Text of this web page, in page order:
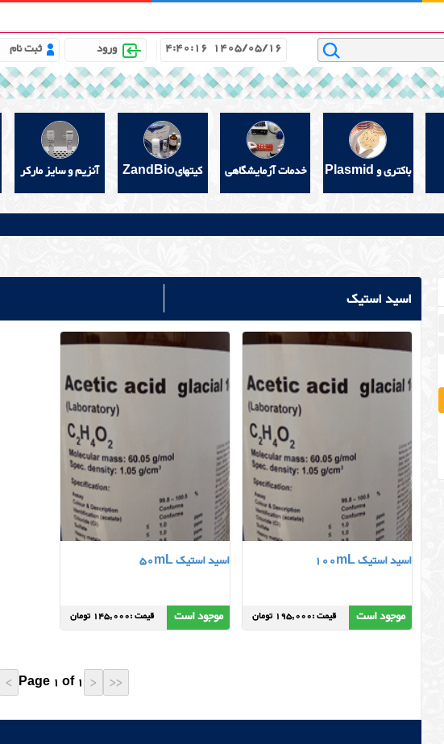
1405/05/16
4:40:17 ورود ثبت نام
باکتری و Plasmid خدمات آزمایشگاهی کیتهایZandBio آنزیم و سایز مارکر
اسید استیک
اسید استیک 100mL
موجود است قیمت :195,000 تومان
اسید استیک 50mL
موجود است قیمت :145,000 تومان
Page 1 of 1